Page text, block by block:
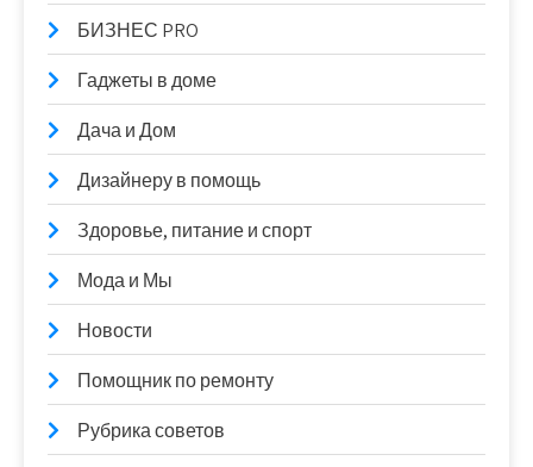
БИЗНЕС PRO
Гаджеты в доме
Дача и Дом
Дизайнеру в помощь
Здоровье, питание и спорт
Мода и Мы
Новости
Помощник по ремонту
Рубрика советов